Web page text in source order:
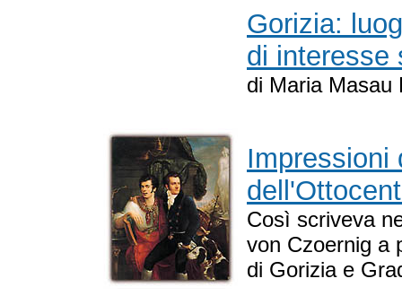
Gorizia:
di interesse
di Maria Masau
Impressioni
Così scriveva
von Czoernig a
di Gorizia e